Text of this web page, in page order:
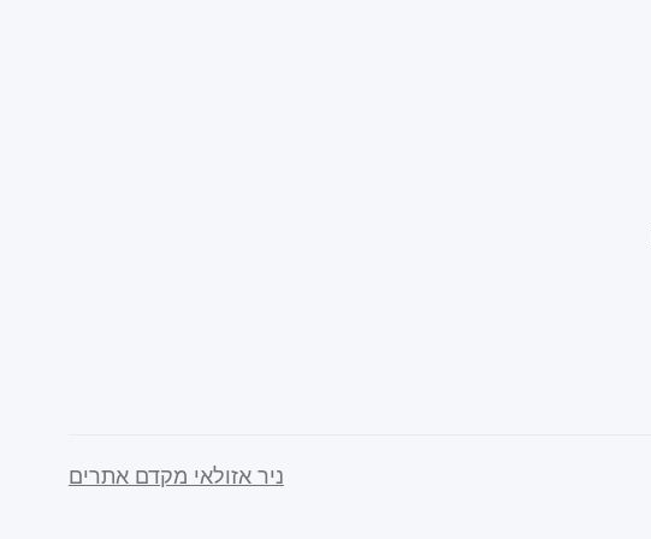
ניר אזולאי מקדם אתרים